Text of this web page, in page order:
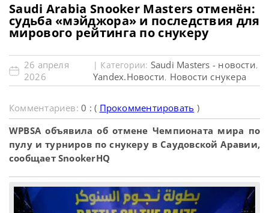
Saudi Arabia Snooker Masters отменён:
судьба «мэйджора» и последствия для
мирового рейтинга по снукеру
26 апреля
2026
| Категории: Saudi Masters - новости,
Yandex.Новости, Новости снукера
Комментариев:0 : ( Прокомментировать )
WPBSA объявила об отмене Чемпионата мира по
пулу и турниров по снукеру в Саудовской Аравии,
сообщает SnookerHQ